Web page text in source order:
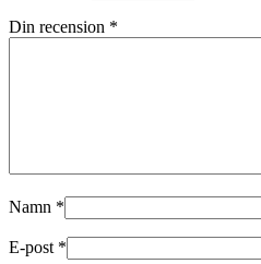
Din recension *
Namn *
E-post *